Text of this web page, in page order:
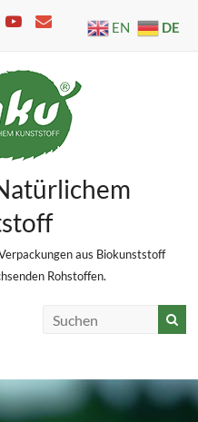
aus Biokunststoff
Rohstoffen.
EN DE